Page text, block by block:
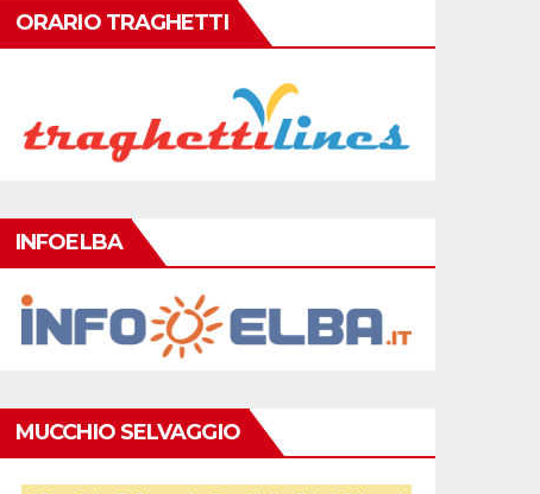
ORARIO TRAGHETTI
INFOELBA
MUCCHIO SELVAGGIO